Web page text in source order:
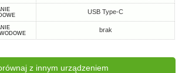
USB Type-C
brak
z innym urządzeniem